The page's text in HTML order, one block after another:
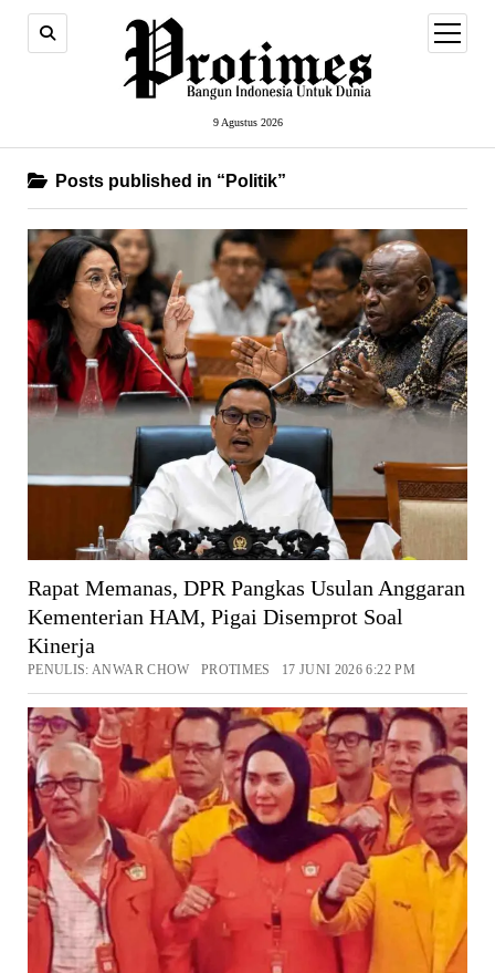
9 Agustus 2026
open
menu
Posts published in “Politik”
Rapat Memanas, DPR Pangkas Usulan Anggaran
Kementerian HAM, Pigai Disemprot Soal
Kinerja
PENULIS: ANWAR CHOW PROTIMES 17 JUNI 2026 6:22 PM